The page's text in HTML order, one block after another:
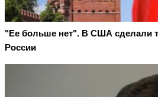
"Ее больше нет". В США сделали
России